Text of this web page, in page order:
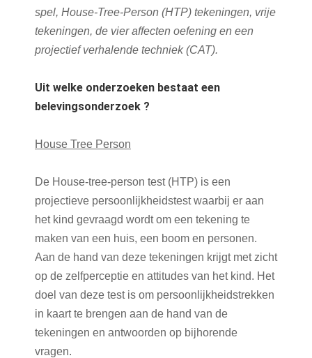
spel, House-Tree-Person (HTP) tekeningen, vrije
tekeningen, de vier affecten oefening en een
projectief verhalende techniek (CAT).
Uit welke onderzoeken bestaat een
belevingsonderzoek ?
House Tree Person
De House-tree-person test (HTP) is een
projectieve persoonlijkheidstest waarbij er aan
het kind gevraagd wordt om een tekening te
maken van een huis, een boom en personen.
Aan de hand van deze tekeningen krijgt met zicht
op de zelfperceptie en attitudes van het kind. Het
doel van deze test is om persoonlijkheidstrekken
in kaart te brengen aan de hand van de
tekeningen en antwoorden op bijhorende
vragen.